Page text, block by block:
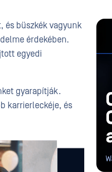
és büszkék vagyunk
érdekében.
egyedi
gyarapítják.
karrierleckéje, és